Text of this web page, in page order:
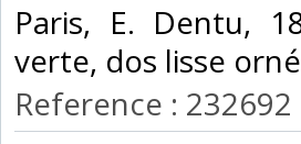
‎Paris, E. Dentu,
verte, dos lisse
Reference : 232692